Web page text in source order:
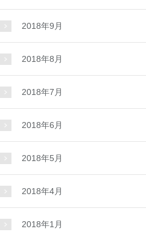
2018年9月
2018年8月
2018年7月
2018年6月
2018年5月
2018年4月
2018年1月